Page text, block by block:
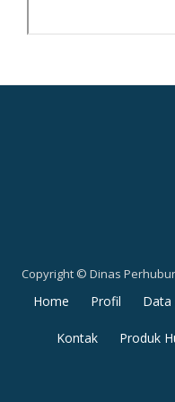
Copyright © Dinas
Secondary
Menu
Home Profil
Kontak Produk